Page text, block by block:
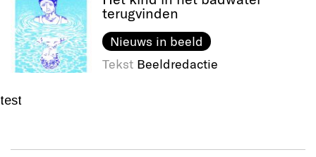
terugvinden
Nieuws in beeld
Tekst Beeldredactie
test